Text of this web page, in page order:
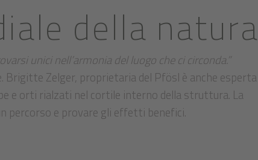
della natura
unici nell’armonia del luogo che ci circonda.”
Zelger, proprietaria del Pfösl è anche esperta
e orti rialzati nel cortile interno della struttura. La
percorso e provare gli effetti benefici.